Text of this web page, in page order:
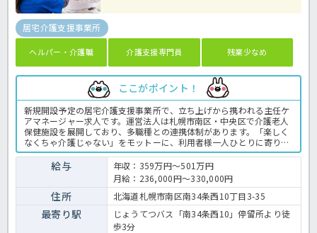
居宅介護支援事業所
ヘルパー・介護職 介護支援専門員 残業少なめ
ここがポイント！
新規開設予定の居宅介護支援事業所で、立ち上げから携われる主任ケ
アマネージャー求人です。運営法人は札幌市南区・中央区で介護老人
保健施設を展開しており、多職種との連携体制があります。「楽しく
なくちゃ介護じゃない」をモットーに、利用者様一人ひとりに寄り添
うサービスを提供しています。職場の雰囲気や仕事内容について詳し
く知りたい方は、見学やご相談からでも歓迎しています。お気軽にお
問い合わせください。新しい事業所づくりに興味がある方や、これま
でのケアマネジメント経験を活かしてステップアップしたい方におす
すめです。介護支援専門員の業務全般です。〈介護支援専門員 正職
員 居宅支援事業所の求人〉
給与
年収：359万円～501万円
月給：236,000円～330,000円
住所 北海道札幌市南区南34条西10丁目3-35
最寄り駅
じょうてつバス「南34条西10」停留所より徒
歩3分